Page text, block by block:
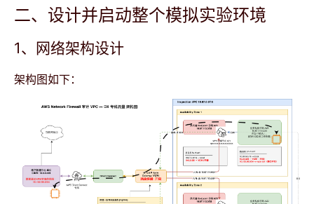
二、设计并启动整个模拟实验环境
1、网络架构设计
架构图如下：